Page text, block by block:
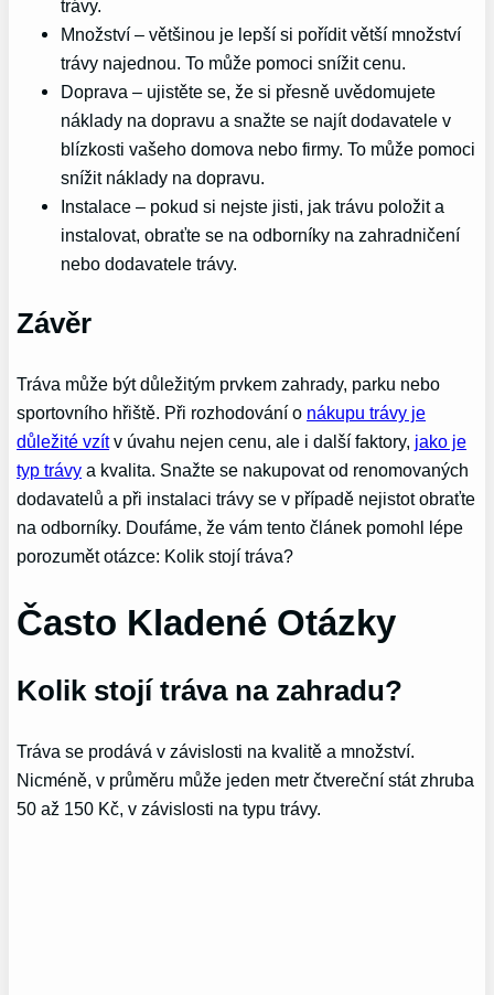
trávy.
Množství – většinou je lepší si pořídit větší množství
trávy najednou. To může pomoci snížit cenu.
Doprava – ujistěte se, že si přesně uvědomujete
náklady na dopravu a snažte se najít dodavatele v
blízkosti vašeho domova nebo firmy. To může pomoci
snížit náklady na dopravu.
Instalace – pokud si nejste jisti, jak trávu položit a
instalovat, obraťte se na odborníky na zahradničení
nebo dodavatele trávy.
Závěr
Tráva může být důležitým prvkem zahrady, parku nebo
sportovního hřiště. Při rozhodování o nákupu trávy je
důležité vzítv úvahu nejen cenu, ale i další faktory, jako je
typ trávy a kvalita. Snažte se nakupovat od renomovaných
dodavatelů a při instalaci trávy se v případě nejistot obraťte
na odborníky. Doufáme, že vám tento článek pomohl lépe
porozumět otázce: Kolik stojí tráva?
Často Kladené Otázky
Kolik stojí tráva na zahradu?
Tráva se prodává v závislosti na kvalitě a množství.
Nicméně, v průměru může jeden metr čtvereční stát zhruba
50 až 150 Kč, v závislosti na typu trávy.